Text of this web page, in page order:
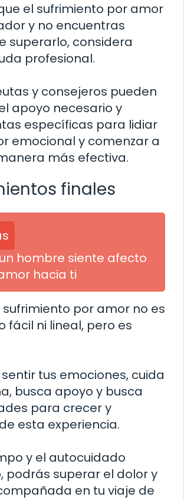
el sufrimiento por amor
y no encuentras
superarlo, considera
profesional.
y consejeros pueden
apoyo necesario y
específicas para lidiar
emocional y comenzar a
más efectiva.
finales
hombre siente afecto
hacia ti
sufrimiento por amor no es
fácil ni lineal, pero es
tus emociones, cuida
busca apoyo y busca
para crecer y
esta experiencia.
y el autocuidado
podrás superar el dolor y
en tu viaje de